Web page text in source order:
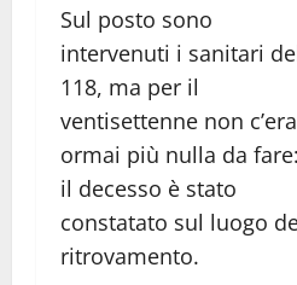
Sul posto sono
intervenuti i sanitari
118, ma per il
ventisettenne non c’era
ormai più nulla da fare:
il decesso è stato
constatato sul luogo
ritrovamento.